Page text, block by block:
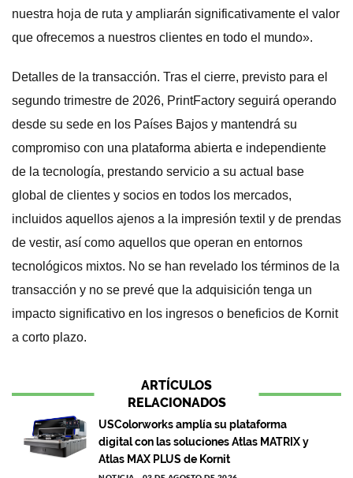
nuestra hoja de ruta y ampliarán significativamente el valor
que ofrecemos a nuestros clientes en todo el mundo».
Detalles de la transacción. Tras el cierre, previsto para el
segundo trimestre de 2026, PrintFactory seguirá operando
desde su sede en los Países Bajos y mantendrá su
compromiso con una plataforma abierta e independiente
de la tecnología, prestando servicio a su actual base
global de clientes y socios en todos los mercados,
incluidos aquellos ajenos a la impresión textil y de prendas
de vestir, así como aquellos que operan en entornos
tecnológicos mixtos. No se han revelado los términos de la
transacción y no se prevé que la adquisición tenga un
impacto significativo en los ingresos o beneficios de Kornit
a corto plazo.
ARTÍCULOS
RELACIONADOS
USColorworks amplía su plataforma
digital con las soluciones Atlas MATRIX y
Atlas MAX PLUS de Kornit